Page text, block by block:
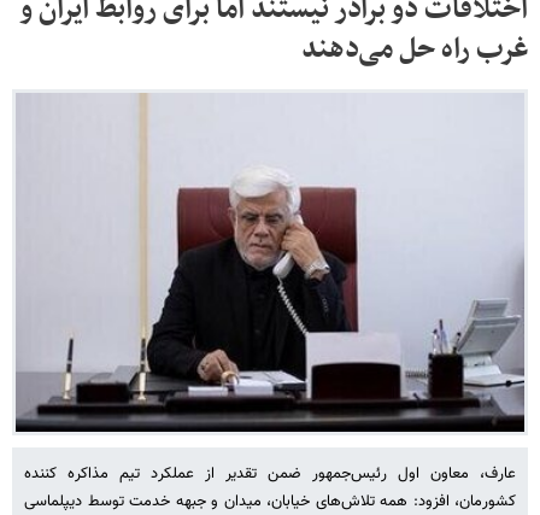
غرب راه حل می‌دهند
عارف، معاون اول رئیس‌جمهور ضمن تقدیر از عملکرد تیم مذاکره کننده
کشورمان، افزود: همه تلاش‌های خیابان، میدان و جبهه خدمت توسط دیپلماسی